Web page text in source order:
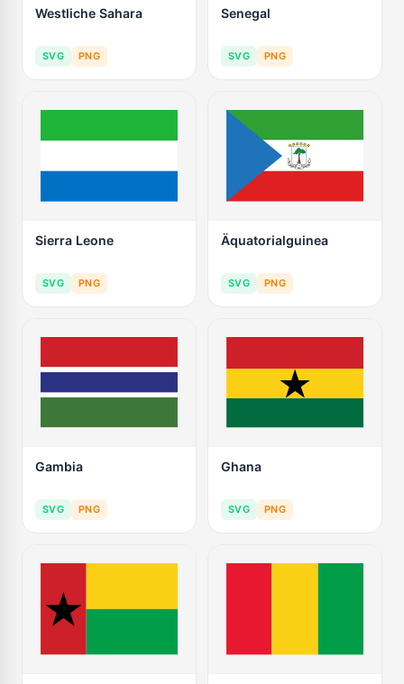
Westliche Sahara
SVG PNG
Senegal
SVG PNG
Sierra Leone
SVG PNG
Äquatorialguinea
SVG PNG
Gambia
SVG PNG
Ghana
SVG PNG